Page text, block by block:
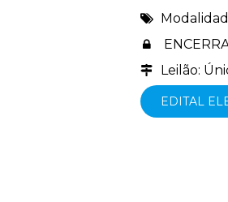
Leilão:
EDITAL